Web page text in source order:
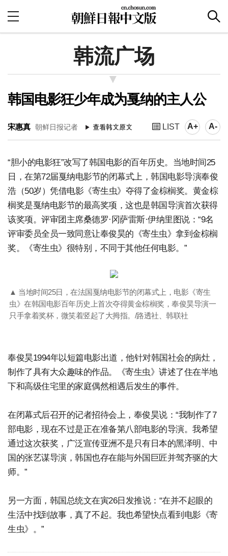
韩流广场
韩国电影狂少年成为戛纳的主人公
宋惠真 朝鲜日报记者 LIST A+ A-
“胆小的电影狂”改写了韩国电影的百年历史。当地时间25
日，在第72届戛纳电影节的闭幕式上，韩国电影导演奉俊
浩（50岁）凭借电影《寄生虫》夺得了金棕榈奖。黄金棕
榈奖是戛纳电影节的最高奖项，这也是韩国导演首次获得
该奖项。评审团主席桑德罗·冈萨雷斯·伊纳里图说：“9名
评审委员全员一致同意让奉俊昊的《寄生虫》拿到金棕榈
奖。《寄生虫》很特别，不同于其他任何电影。”
▲ 当地时间25日，在法国戛纳电影节的闭幕式上，电影《寄生
虫》在韩国电影百年历史上首次夺得黄金棕榈奖，奉俊昊导演一
只手拿着奖杯，微笑着竖起了大拇指。/路透社、韩联社
奉俊昊1994年以短篇电影出道，他针对韩国社会的病灶，
制作了具有大众趣味的作品。《寄生虫》讲述了住在半地
下和高级住宅里的家庭偶然相遇后发生的事件。
在闭幕式后召开的记者招待会上，奉俊昊说：“我制作了7
部电影，现在不过是正在准备第八部电影的导演。我希望
通过这次获奖，广泛宣传亚洲不是只有日本的黑泽明、中
国的张艺谋导演，韩国也存在能与外国巨匠并驾齐驱的大
师。”
另一方面，韩国总统文在寅26日发推说：“在并不起眼的
生活中找到故事，真了不起。我也希望快点看到电影《寄
生虫》。”